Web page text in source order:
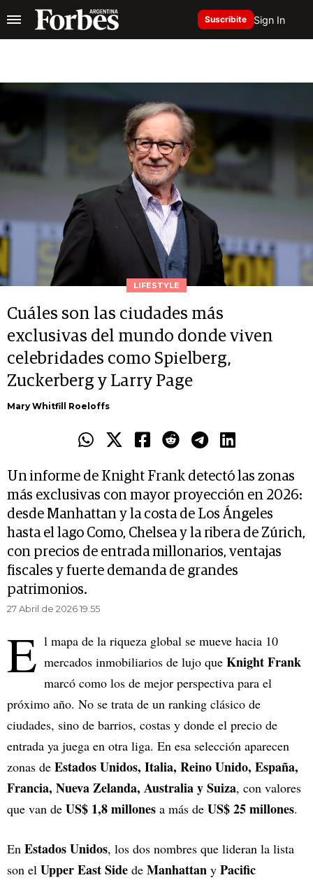
Suscribite Sign In
LIFESTYLE
Cuáles son las ciudades más
exclusivas del mundo donde viven
celebridades como Spielberg,
Zuckerberg y Larry Page
Mary Whitfill Roeloffs
Un informe de Knight Frank detectó las zonas
más exclusivas con mayor proyección en 2026:
desde Manhattan y la costa de Los Ángeles
hasta el lago Como, Chelsea y la ribera de Zúrich,
con precios de entrada millonarios, ventajas
fiscales y fuerte demanda de grandes
patrimonios.
27 Abril de 2026 19.55
E l mapa de la riqueza global se mueve hacia 10
mercados inmobiliarios de lujo que Knight Frank
marcó como los de mejor perspectiva para el
próximo año. No se trata de un ranking clásico de
ciudades, sino de barrios, costas y donde el precio de
entrada ya juega en otra liga. En esa selección aparecen
zonas de Estados Unidos, Italia, Reino Unido, España,
Francia, Nueva Zelanda, Australia y Suiza, con valores
que van de US$ 1,8 millones a más de US$ 25 millones.
En Estados Unidos, los dos nombres que lideran la lista
son el Upper East Side de Manhattan y Pacific